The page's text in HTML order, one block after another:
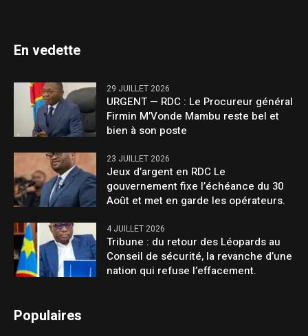
En vedette
29 JUILLET 2026
URGENT — RDC : Le Procureur général
Firmin M’Vonde Mambu reste bel et
bien à son poste
23 JUILLET 2026
Jeux d’argent en RDC Le
gouvernement fixe l’échéance du 30
Août et met en garde les opérateurs.
4 JUILLET 2026
Tribune : du retour des Léopards au
Conseil de sécurité, la revanche d’une
nation qui refuse l’effacement.
Populaires